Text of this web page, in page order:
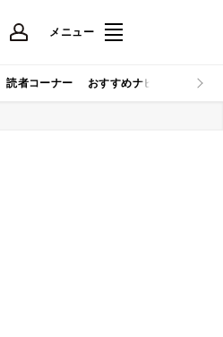
メニュー
読者コーナー おすすめナビ マイナビ